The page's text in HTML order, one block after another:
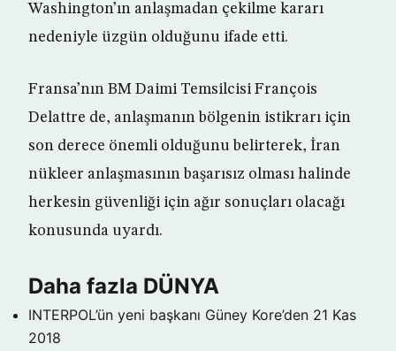
Washington’ın anlaşmadan çekilme kararı
nedeniyle üzgün olduğunu ifade etti.
Fransa’nın BM Daimi Temsilcisi François
Delattre de, anlaşmanın bölgenin istikrarı için
son derece önemli olduğunu belirterek, İran
nükleer anlaşmasının başarısız olması halinde
herkesin güvenliği için ağır sonuçları olacağı
konusunda uyardı.
Daha fazla DÜNYA
INTERPOL’ün yeni başkanı Güney Kore’den 21 Kas
2018